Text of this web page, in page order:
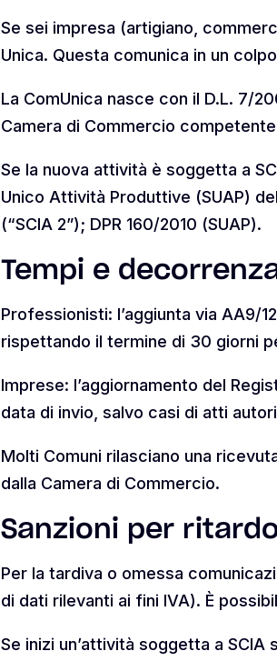
Se sei impresa (artigiano,
Unica. Questa comunica in un
La ComUnica nasce con il D.L. 7/
Camera di Commercio
Se la nuova attività è soggetta a
Unico Attività Produttive (SUAP)
(“SCIA 2”); DPR 160/2010 (SUAP).
Tempi e
Professionisti: l’aggiunta via AA9/
rispettando il termine di 30 giorni
Imprese: l’aggiornamento del
data di invio, salvo casi di atti
Molti Comuni rilasciano una
dalla Camera di Commercio.
Sanzioni per
Per la tardiva o omessa
di dati rilevanti ai fini IVA). È
Se inizi un’attività soggetta a